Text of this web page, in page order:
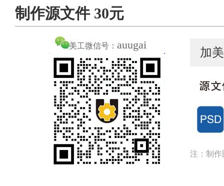
制作源文件 30元
美工微信号： auugai
加
注：制作